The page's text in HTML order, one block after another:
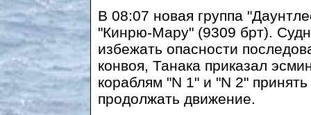
В 08:07 новая группа
"Кинрю-Мару" (9309 брт).
избежать опасности
конвоя, Танака приказал
кораблям "N 1" и "N 2"
продолжать движение.